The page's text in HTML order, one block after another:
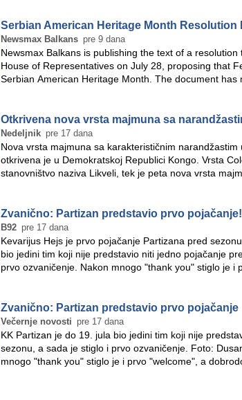
Serbian American Heritage Month Resolution
Newsmax Balkans pre 9 dana
Newsmax Balkans is publishing the text of a resolution
House of Representatives on July 28, proposing that
Serbian American Heritage Month. The document has
Otkrivena nova vrsta majmuna sa
Nedeljnik pre 17 dana
Nova vrsta majmuna sa karakterističnim
otkrivena je u Demokratskoj Republici Kongo. Vrsta
stanovništvo naziva Likveli, tek je peta nova vrsta
Zvanično: Partizan predstavio prvo pojačanje!
B92 pre 17 dana
Kevarijus Hejs je prvo pojačanje Partizana pred
bio jedini tim koji nije predstavio niti jedno pojačanje
prvo ozvaničenje. Nakon mnogo "thank you" stiglo je i
Zvanično: Partizan predstavio prvo pojačanje
Večernje novosti pre 17 dana
KK Partizan je do 19. jula bio jedini tim koji nije
sezonu, a sada je stiglo i prvo ozvaničenje. Foto:
mnogo "thank you" stiglo je i prvo "welcome", a